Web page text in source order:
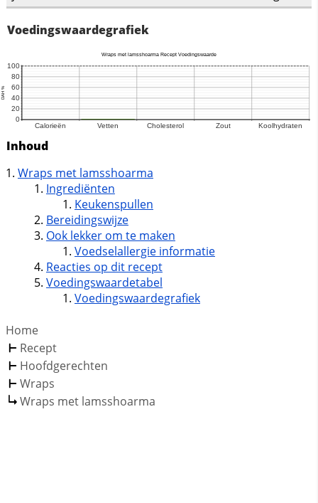
Voedingswaardegrafiek
Inhoud
Wraps met lamsshoarma
Ingrediënten
Keukenspullen
Bereidingswijze
Ook lekker om te maken
Voedselallergie informatie
Reacties op dit recept
Voedingswaardetabel
Voedingswaardegrafiek
Home
Recept
Hoofdgerechten
Wraps
Wraps met lamsshoarma